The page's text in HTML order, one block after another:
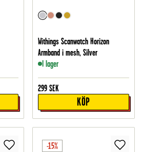
Withings Scanwatch Horizon
Armband i mesh, Silver
I lager
299 SEK
KÖP
-15%